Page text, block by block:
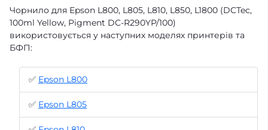
Чорнило для Epson L800, L805, L810, L850, L1800 (DCTec,
100ml Yellow, Pigment DC-R290YP/100)
використовується у наступних моделях принтерів та
БФП:
✅ Epson L800
✅ Epson L805